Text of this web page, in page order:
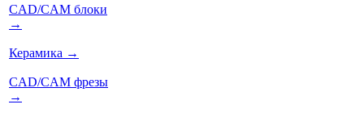
CAD/CAM блоки
→
Керамика →
CAD/CAM фрезы
→